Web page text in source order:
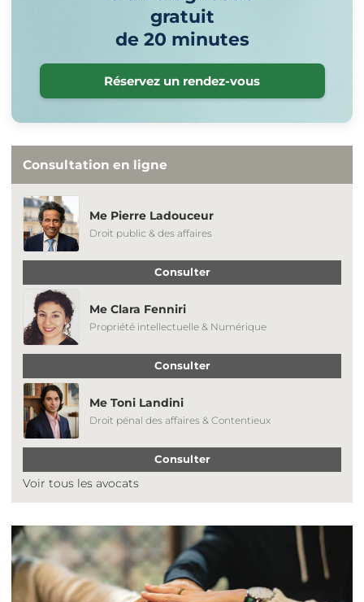
gratuit
de 20 minutes
Réservez un rendez-vous
Consultation en ligne
Me Pierre Ladouceur
Droit public & des affaires
Consulter
Me Clara Fenniri
Propriété intellectuelle & Numérique
Consulter
Me Toni Landini
Droit pénal des affaires & Contentieux
Consulter
Voir tous les avocats